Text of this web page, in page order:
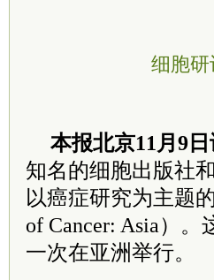
细胞
本报北京11月9
知名的细胞出版社
以癌症研究为主题
of Cancer: Asia）
一次在亚洲举行。